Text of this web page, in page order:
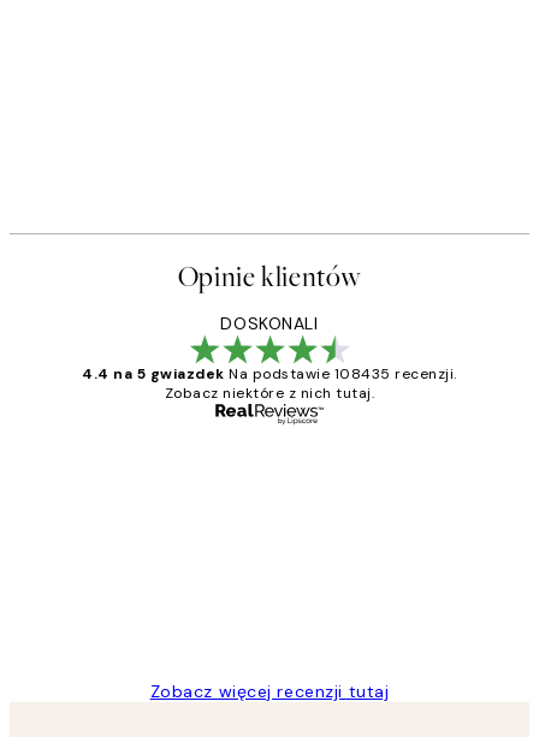
Opinie klientów
DOSKONALI
4.4 na 5 gwiazdek Na podstawie 108435 recenzji.
Zobacz niektóre z nich tutaj.
Zobacz więcej recenzji tutaj